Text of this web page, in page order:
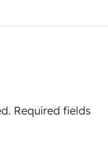
Required fields